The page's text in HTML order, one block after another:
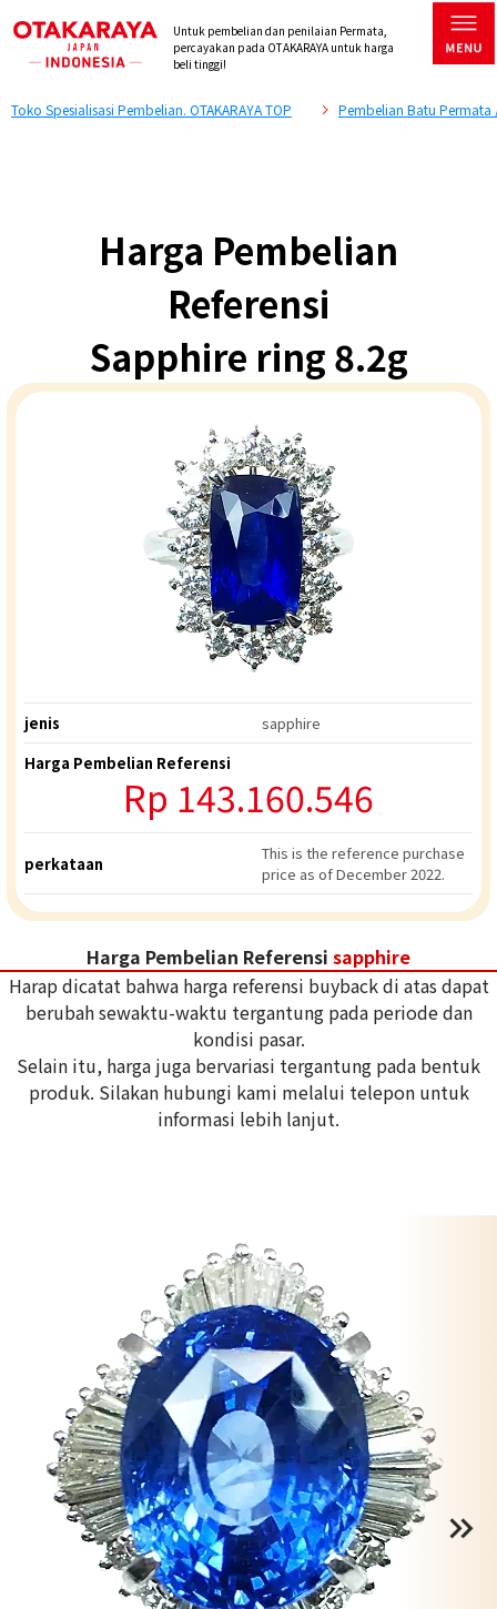
Untuk pembelian dan penilaian Permata,
percayakan pada OTAKARAYA untuk harga
beli tinggi!
Toko Spesialisasi Pembelian. OTAKARAYA TOP Pembelian Batu Permata
Harga Pembelian
Referensi
Sapphire ring 8.2g
jenis
sapphire
Harga Pembelian Referensi
Rp 143.160.546
perkataan
This is the reference purchase
price as of December 2022.
Harga Pembelian Referensi sapphire
Harap dicatat bahwa harga referensi buyback di atas dapat
berubah sewaktu-waktu tergantung pada periode dan
kondisi pasar.
Selain itu, harga juga bervariasi tergantung pada bentuk
produk. Silakan hubungi kami melalui telepon untuk
informasi lebih lanjut.